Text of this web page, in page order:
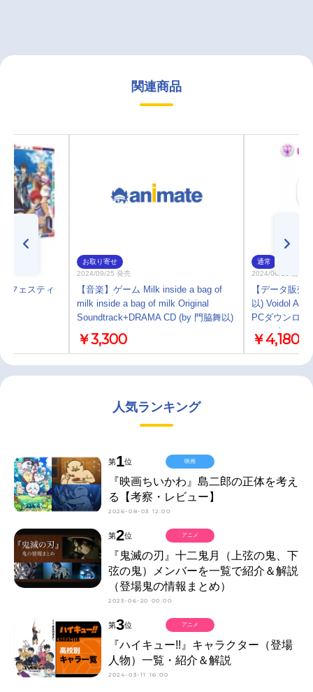
関連商品
フェスティ
お取り寄せ
2024/09/25 発売
【音楽】ゲーム Milk inside a bag of
milk inside a bag of milk Original
Soundtrack+DRAMA CD (by 門脇舞以)
￥3,300
通常
2024/06/13 発売
【データ販売
以) Voidol AI
PCダウンロ
ロジー)
￥4,180
人気ランキング
第1位
『映画ちいかわ』島二郎の正体を考え
る【考察・レビュー】
2026-08-03 12:00
映画
第2位
『鬼滅の刃』十二鬼月（上弦の鬼、下
弦の鬼）メンバーを一覧で紹介＆解説
（登場鬼の情報まとめ）
2023-06-20 00:00
アニメ
第3位
『ハイキュー!!』キャラクター（登場
人物）一覧・紹介＆解説
2024-03-11 16:00
アニメ